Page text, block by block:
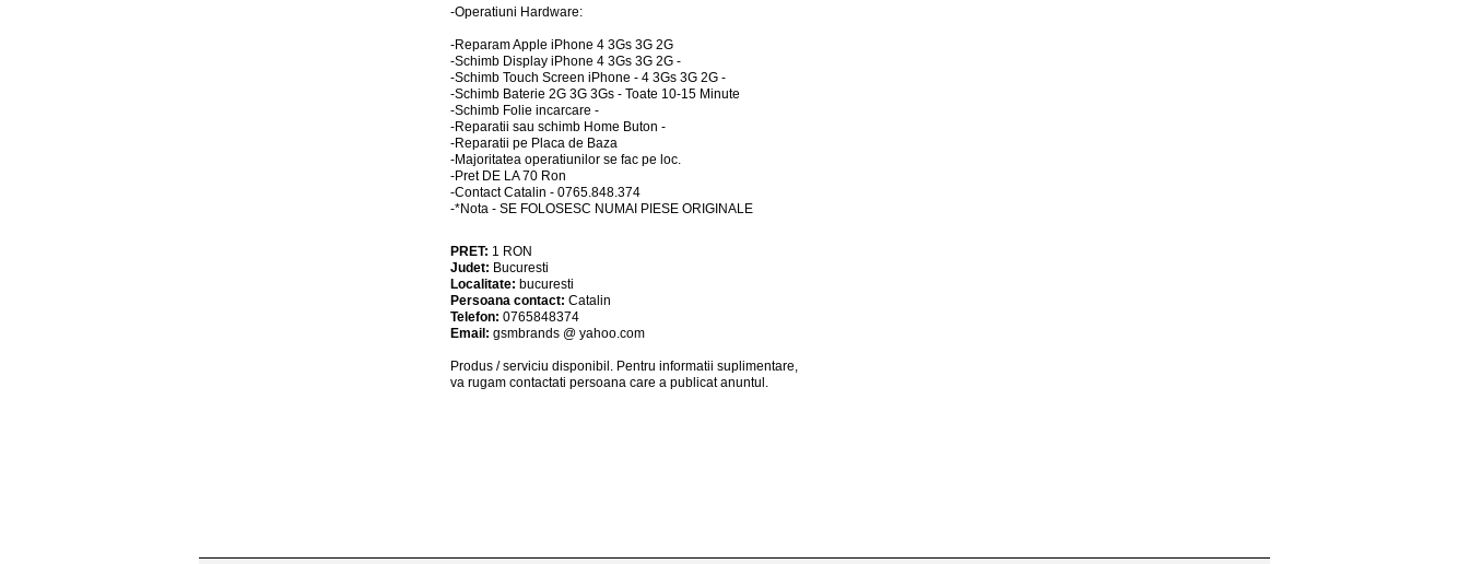
-Operatiuni Hardware:
-Reparam Apple iPhone 4 3Gs 3G 2G
-Schimb Display iPhone 4 3Gs 3G 2G -
-Schimb Touch Screen iPhone - 4 3Gs 3G 2G -
-Schimb Baterie 2G 3G 3Gs - Toate 10-15 Minute
-Schimb Folie incarcare -
-Reparatii sau schimb Home Buton -
-Reparatii pe Placa de Baza
-Majoritatea operatiunilor se fac pe loc.
-Pret DE LA 70 Ron
-Contact Catalin - 0765.848.374
-*Nota - SE FOLOSESC NUMAI PIESE ORIGINALE
PRET: 1 RON
Judet: Bucuresti
Localitate: bucuresti
Persoana contact: Catalin
Telefon: 0765848374
Email: gsmbrands @ yahoo.com
Produs / serviciu disponibil . Pentru informatii suplimentare,
va rugam contactati persoana care a publicat anuntul.